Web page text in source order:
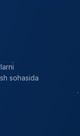
sohasida